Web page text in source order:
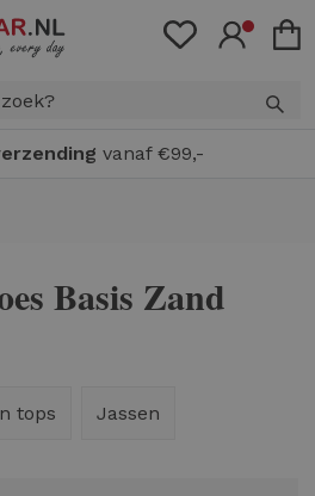
vanaf €99,-
Basis Zand
tops Jassen